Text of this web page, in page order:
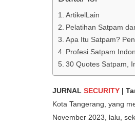
ArtikelLain
Pelatihan Satpam
Apa Itu Satpam?
Profesi Satpam
30 Quotes Satpam,
JURNAL SECURITY |
Kota Tangerang, yang
November 2023, lalu,